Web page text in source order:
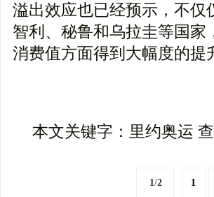
溢出效应也已经预示，不
智利、秘鲁和乌拉圭等国
消费值方面得到大幅度的提
本文关键字：里约奥运
1/2 1